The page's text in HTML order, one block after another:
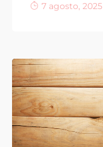
7 agosto, 2025